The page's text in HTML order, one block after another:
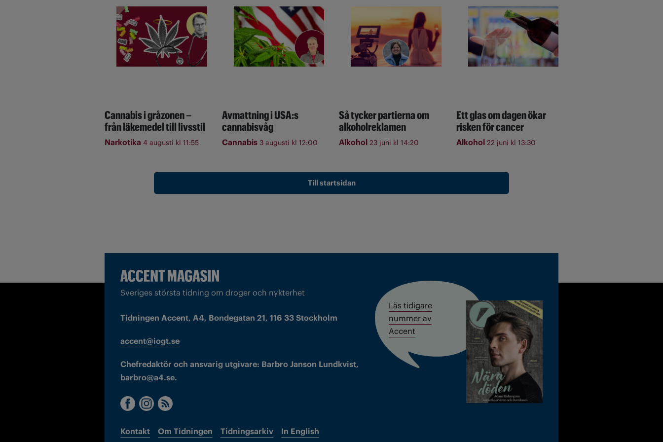
Cannabis i gråzonen –
från läkemedel till livsstil
Narkotika 4 augusti kl 11:55
Avmattning i USA:s
cannabisvåg
Cannabis 3 augusti kl 12:00
Så tycker partierna om
alkoholreklamen
Alkohol 23 juni kl 14:20
Ett glas om dagen ökar
risken för cancer
Alkohol 22 juni kl 13:30
Till startsidan
Sveriges största tidning om droger och nykterhet
Tidningen Accent, A4, Bondegatan 21, 116 33 Stockholm
accent@iogt.se
Chefredaktör och ansvarig utgivare: Barbro Janson Lundkvist,
barbro@a4.se.
Kontakt Om Tidningen Tidningsarkiv In English
Läs tidigare
nummer av
Accent